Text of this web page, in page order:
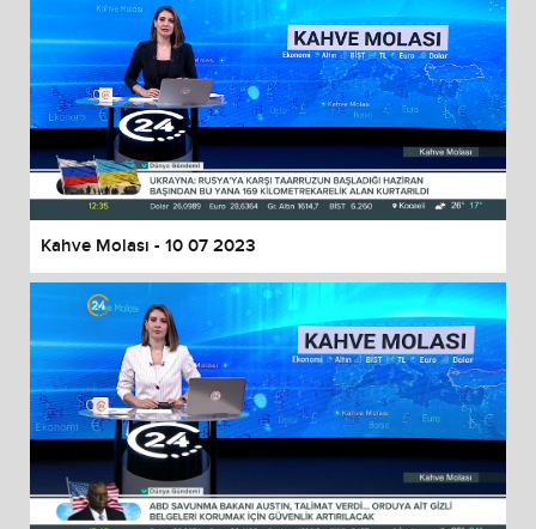
Kahve Molası - 10 07 2023